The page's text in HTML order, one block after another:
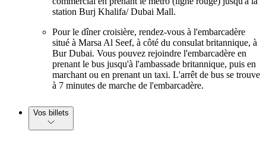
station Burj Khalifa/ Dubai Mall.
Pour le dîner croisière, rendez-vous à l'embarcadère
situé à Marsa Al Seef, à côté du consulat britannique, à
Bur Dubai. Vous pouvez rejoindre l'embarcadère en
prenant le bus jusqu'à l'ambassade britannique, puis en
marchant ou en prenant un taxi. L'arrêt de bus se trouve
à 7 minutes de marche de l'embarcadère.
Vos billets